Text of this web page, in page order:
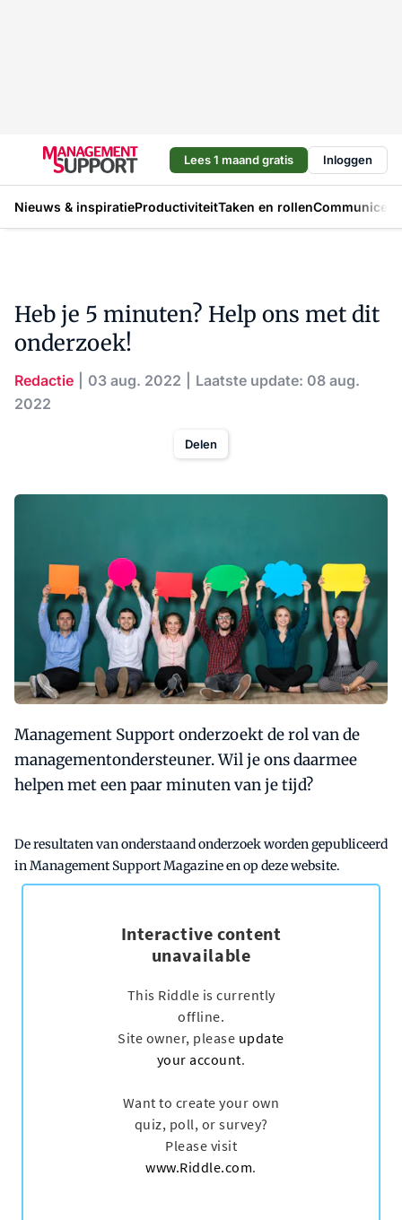
Lees 1 maand gratis Inloggen
Nieuws & inspiratieProductiviteitTaken en rollen
Heb je 5 minuten? Help ons met dit
onderzoek!
Redactie 03 aug. 2022
Laatste update: 08 aug.
2022
Delen
Management Support onderzoekt de rol van de
managementondersteuner. Wil je ons daarmee
helpen met een paar minuten van je tijd?
De resultaten van onderstaand onderzoek worden gepubliceerd
in Management Support Magazine en op deze website.